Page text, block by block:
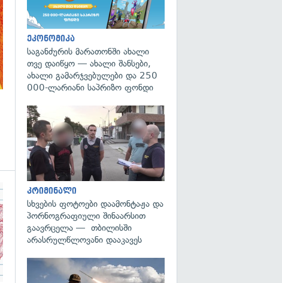
გადახედვა
ეკონომიკა
საგანძურის მარათონში ახალი
თვე დაიწყო — ახალი შანსები,
ახალი გამარჯვებულები და 250
000-ლარიანი საპრიზო ფონდი
კრიმინალი
სხვების ფოტოები დაამონტაჟა და
პორნოგრაფიული შინაარსით
გაავრცელა — თბილისში
არასრულწლოვანი დააკავეს